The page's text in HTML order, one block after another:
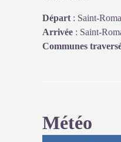
Départ : Saint-
Arrivée : Saint-
Communes
Météo